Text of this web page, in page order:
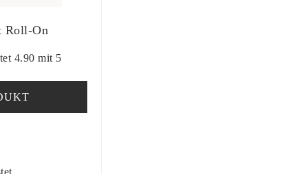
Roll-On
4.90 mit 5